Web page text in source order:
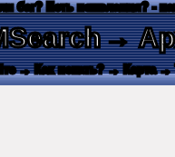
баг? Есть пожелания? -
→
→ Как искать? → Карта →